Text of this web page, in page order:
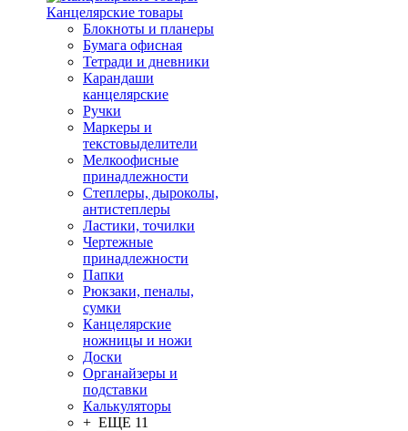
Канцелярские товары
Блокноты и планеры
Бумага офисная
Тетради и дневники
Карандаши
канцелярские
Ручки
Маркеры и
текстовыделители
Мелкоофисные
принадлежности
Степлеры, дыроколы,
антистеплеры
Ластики, точилки
Чертежные
принадлежности
Папки
Рюкзаки, пеналы,
сумки
Канцелярские
ножницы и ножи
Доски
Органайзеры и
подставки
Калькуляторы
+ ЕЩЕ 11